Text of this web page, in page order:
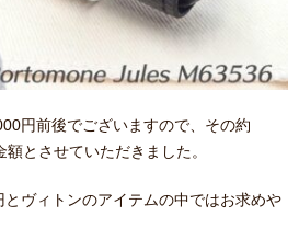
円前後でございますので、その約
とさせていただきました。
ヴィトンのアイテムの中ではお求めや